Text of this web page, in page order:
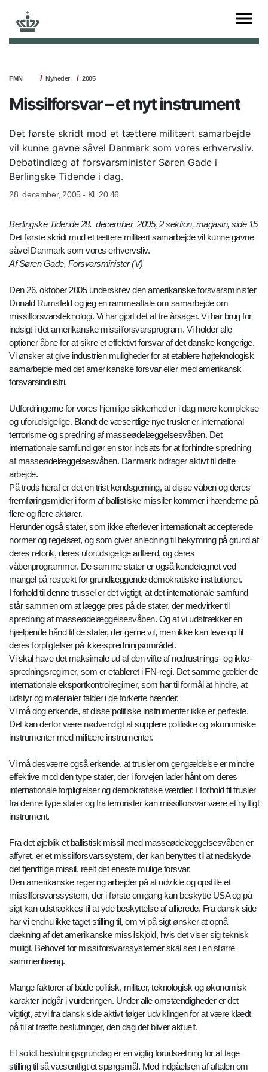
FMN Nyheder 2005
Missilforsvar – et nyt instrument
Det første skridt mod et tættere militært samarbejde
vil kunne gavne såvel Danmark som vores erhvervsliv.
Debatindlæg af forsvarsminister Søren Gade i
Berlingske Tidende i dag.
28. december, 2005 - Kl. 20.46
Berlingske Tidende 28. december 2005, 2 sektion, magasin, side 15
Det første skridt mod et tættere militært samarbejde vil kunne gavne
såvel Danmark som vores erhvervsliv.
Af Søren Gade, Forsvarsminister (V)
Den 26. oktober 2005 underskrev den amerikanske forsvarsminister
Donald Rumsfeld og jeg en rammeaftale om samarbejde om
missilforsvarsteknologi. Vi har gjort det af tre årsager. Vi har brug for
indsigt i det amerikanske missilforsvarsprogram. Vi holder alle
optioner åbne for at sikre et effektivt forsvar af det danske kongerige.
Vi ønsker at give industrien muligheder for at etablere højteknologisk
samarbejde med det amerikanske forsvar eller med amerikansk
forsvarsindustri.
Udfordringerne for vores hjemlige sikkerhed er i dag mere komplekse
og uforudsigelige. Blandt de væsentlige nye trusler er international
terrorisme og spredning af masseødelæggelsesvåben. Det
internationale samfund gør en stor indsats for at forhindre spredning
af masseødelæggelsesvåben. Danmark bidrager aktivt til dette
arbejde.
På trods heraf er det en trist kendsgerning, at disse våben og deres
fremføringsmidler i form af ballistiske missiler kommer i hænderne på
flere og flere aktører.
Herunder også stater, som ikke efterlever internationalt accepterede
normer og regelsæt, og som giver anledning til bekymring på grund af
deres retorik, deres uforudsigelige adfærd, og deres
våbenprogrammer. De samme stater er også kendetegnet ved
mangel på respekt for grundlæggende demokratiske institutioner.
I forhold til denne trussel er det vigtigt, at det internationale samfund
står sammen om at lægge pres på de stater, der medvirker til
spredning af masseødelæggelsesvåben. Og at vi udstrækker en
hjælpende hånd til de stater, der gerne vil, men ikke kan leve op til
deres forpligtelser på ikke-spredningsområdet.
Vi skal have det maksimale ud af den vifte af nedrustnings- og ikke-
spredningsregimer, som er etableret i FN-regi. Det samme gælder de
internationale eksportkontrolregimer, som har til formål at hindre, at
udstyr og materialer falder i de forkerte hænder.
Vi må dog erkende, at disse politiske instrumenter ikke er perfekte.
Det kan derfor være nødvendigt at supplere politiske og økonomiske
instrumenter med militære instrumenter.
Vi må desværre også erkende, at trusler om gengældelse er mindre
effektive mod den type stater, der i forvejen lader hånt om deres
internationale forpligtelser og demokratiske værdier. I forhold til trusler
fra denne type stater og fra terrorister kan missilforsvar være et nyttigt
instrument.
Fra det øjeblik et ballistisk missil med masseødelæggelsesvåben er
affyret, er et missilforsvarssystem, der kan benyttes til at nedskyde
det fjendtlige missil, reelt det eneste mulige forsvar.
Den amerikanske regering arbejder på at udvikle og opstille et
missilforsvarssystem, der i første omgang kan beskytte USA og på
sigt kan udstrækkes til at yde beskyttelse af allierede. Fra dansk side
har vi endnu ikke taget stilling til, om vi på sigt ønsker at opnå
dækning af det amerikanske missilskjold, hvis det viser sig teknisk
muligt. Behovet for missilforsvarssystemer skal ses i en større
sammenhæng.
Mange faktorer af både politisk, militær, teknologisk og økonomisk
karakter indgår i vurderingen. Under alle omstændigheder er det
vigtigt, at vi fra dansk side aktivt følger udviklingen for at være klædt
på til at træffe beslutninger, den dag det bliver aktuelt.
Et solidt beslutningsgrundlag er en vigtig forudsætning for at tage
stilling til så væsentligt et spørgsmål. Med indgåelsen af aftalen om